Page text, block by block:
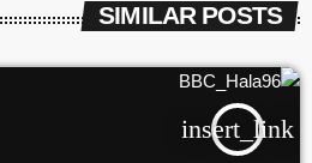
SIMILAR POSTS
insert_link